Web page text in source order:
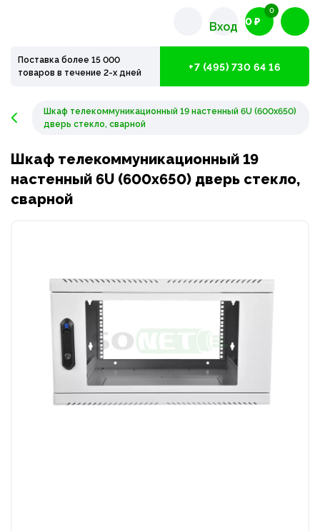
Вход 0 ₽
0
Поставка более 15 000
товаров в течение 2-х дней
+7 (495) 730 64 16
Шкаф телекоммуникационный 19 настенный 6U (600x650)
дверь стекло, сварной
Шкаф телекоммуникационный 19
настенный 6U (600x650) дверь стекло,
сварной